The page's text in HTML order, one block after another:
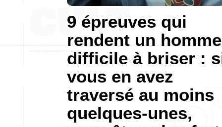
9 épreuves qui
rendent un homme
difficile à briser :
vous en avez
traversé au moins
quelques-unes,